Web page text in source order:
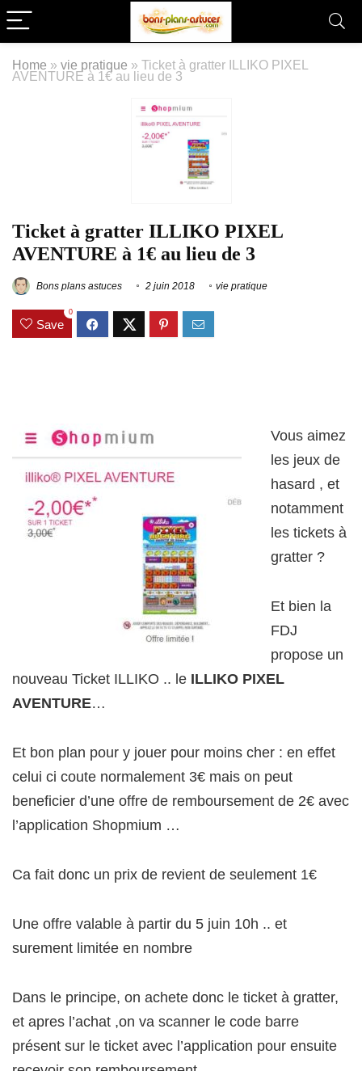
Home » vie pratique » Ticket à gratter ILLIKO PIXEL
AVENTURE à 1€ au lieu de 3
Ticket à gratter ILLIKO PIXEL
AVENTURE à 1€ au lieu de 3
Bons plans astuces 2 juin 2018 vie pratique
Save
0
Vous aimez
les jeux de
hasard , et
notamment
les tickets à
gratter ?
Et bien la
FDJ
propose un
nouveau Ticket ILLIKO .. le ILLIKO PIXEL
AVENTURE…
Et bon plan pour y jouer pour moins cher : en effet
celui ci coute normalement 3€ mais on peut
beneficier d’une offre de remboursement de 2€ avec
l’application Shopmium …
Ca fait donc un prix de revient de seulement 1€
Une offre valable à partir du 5 juin 10h .. et
surement limitée en nombre
Dans le principe, on achete donc le ticket à gratter,
et apres l’achat ,on va scanner le code barre
présent sur le ticket avec l’application pour ensuite